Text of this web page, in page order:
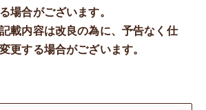
場合がございます。
載内容は改良の為に、予告なく仕
更する場合がございます。